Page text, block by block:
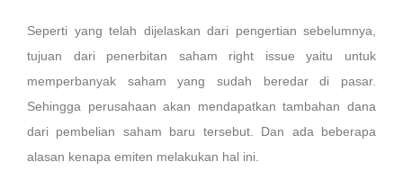
Seperti yang telah dijelaskan dari pengertian sebelumnya,
tujuan dari penerbitan saham right issue yaitu untuk
memperbanyak saham yang sudah beredar di pasar.
Sehingga perusahaan akan mendapatkan tambahan dana
dari pembelian saham baru tersebut. Dan ada beberapa
alasan kenapa emiten melakukan hal ini.